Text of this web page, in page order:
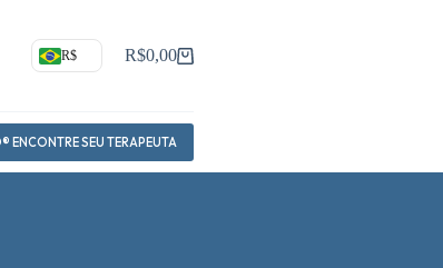
R$ Carrinho
R$0,00
ENCONTRE SEU TERAPEUTA